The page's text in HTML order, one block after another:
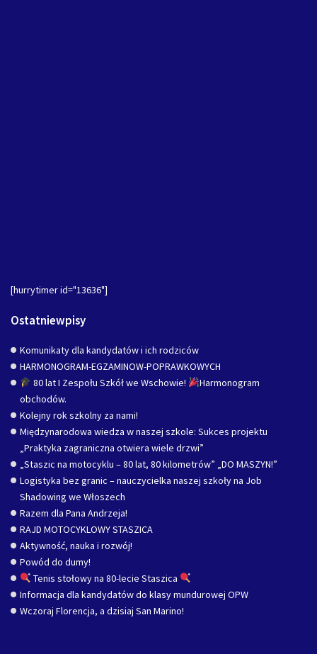
[hurrytimer id="13636"]
Ostatniewpisy
Komunikaty dla kandydatów i ich rodziców
HARMONOGRAM-EGZAMINOW-POPRAWKOWYCH
80 lat I Zespołu Szkół we Wschowie!
Harmonogram
obchodów.
Kolejny rok szkolny za nami!
Międzynarodowa wiedza w naszej szkole: Sukces projektu
„Praktyka zagraniczna otwiera wiele drzwi”
„Staszic na motocyklu – 80 lat, 80 kilometrów” „DO MASZYN!”
Logistyka bez granic – nauczycielka naszej szkoły na Job
Shadowing we Włoszech
Razem dla Pana Andrzeja!
RAJD MOTOCYKLOWY STASZICA
Aktywność, nauka i rozwój!
Powód do dumy!
Tenis stołowy na 80-lecie Staszica
Informacja dla kandydatów do klasy mundurowej OPW
Wczoraj Florencja, a dzisiaj San Marino!